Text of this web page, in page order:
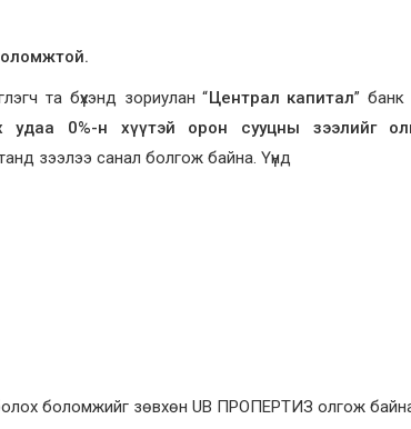
та бүхэнд зориулан “Централ капитал” банк
удаа 0%-н хүүтэй орон сууцны зээлийг
зээлээ санал болгож байна. Үүнд
боломжийг зөвхөн UB ПРОПЕРТИЗ олгож